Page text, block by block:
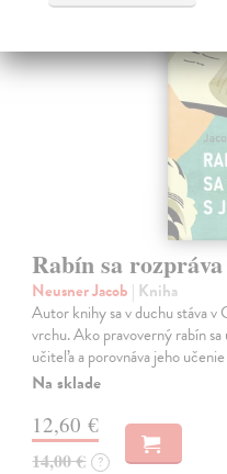
Rabín sa
Neusner Jacob | Kniha
Autor knihy sa v duchu stáva v
vrchu. Ako pravoverný rabín
učiteľa a porovnáva jeho
Na sklade
12,60 €
14,00 € ?